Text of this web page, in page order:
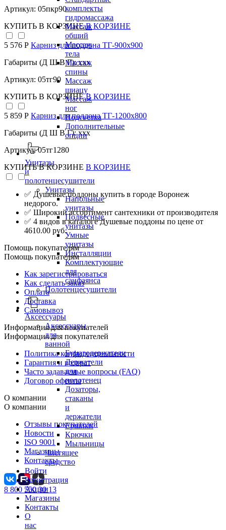
комплекты
гидромассажа
Массаж
общий
Массаж
тела
Массаж
спины
Массаж
шиацу
Массаж
ног
Подсветка
Дополнительные
опции
Унитазы
и
полотенцесушители
Унитазы
Напольные
унитазы
Подвесные
унитазы
Умные
унитазы
Инсталляции
Комплектующие
для
санфаянса
Полотенцесушители
Аксессуары
Аксессуары
для
ванной
Бумагодержатели
Держатели
для
полотенец
Дозаторы,
стаканы
и
держатели
Ершики
Крючки
Мыльницы
Чистящее
средство
Войти
Регистрация
Акции
Магазины
Контакты
О
нас
Артикул: 05пкр90
КУПИТЬ В КОРЗИНЕ В КОРЗИНЕ
5 576 Р Карниз для поддона TГ-900х900
Габариты (Д Ш В Г): xxx
Артикул: 05тг90
КУПИТЬ В КОРЗИНЕ В КОРЗИНЕ
5 859 Р Карниз для поддона TГ-1200х800
Габариты (Д Ш В Г): xxx
Артикул: 05тг1280
КУПИТЬ В КОРЗИНЕ В КОРЗИНЕ
✅ Душевые поддоны купить в городе Воронеж
недорого.
✅ Широкий ассортимент сантехники от производителя
✅ 4 видов в каталоге Душевые поддоны по цене от
4610.00 руб.
Помощь покупателям
Помощь покупателям
Как зарегистрироваться
Как сделать заказ
Оплата
Доставка
Самовывоз
Информация для покупателей
Информация для покупателей
Политика конфиденциальности
Гарантия и возврат
Часто задаваемые вопросы (FAQ)
Договор оферты
О компании
О компании
Отзывы покупателей
Новости
ISO 9001
Магазины
Контакты
8 800 550 30 13